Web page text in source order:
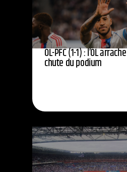
OL-PFC (1-1) : l’OL
chute du podium